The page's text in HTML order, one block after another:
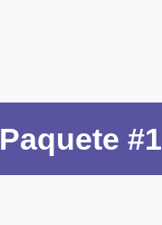
Paquete #1